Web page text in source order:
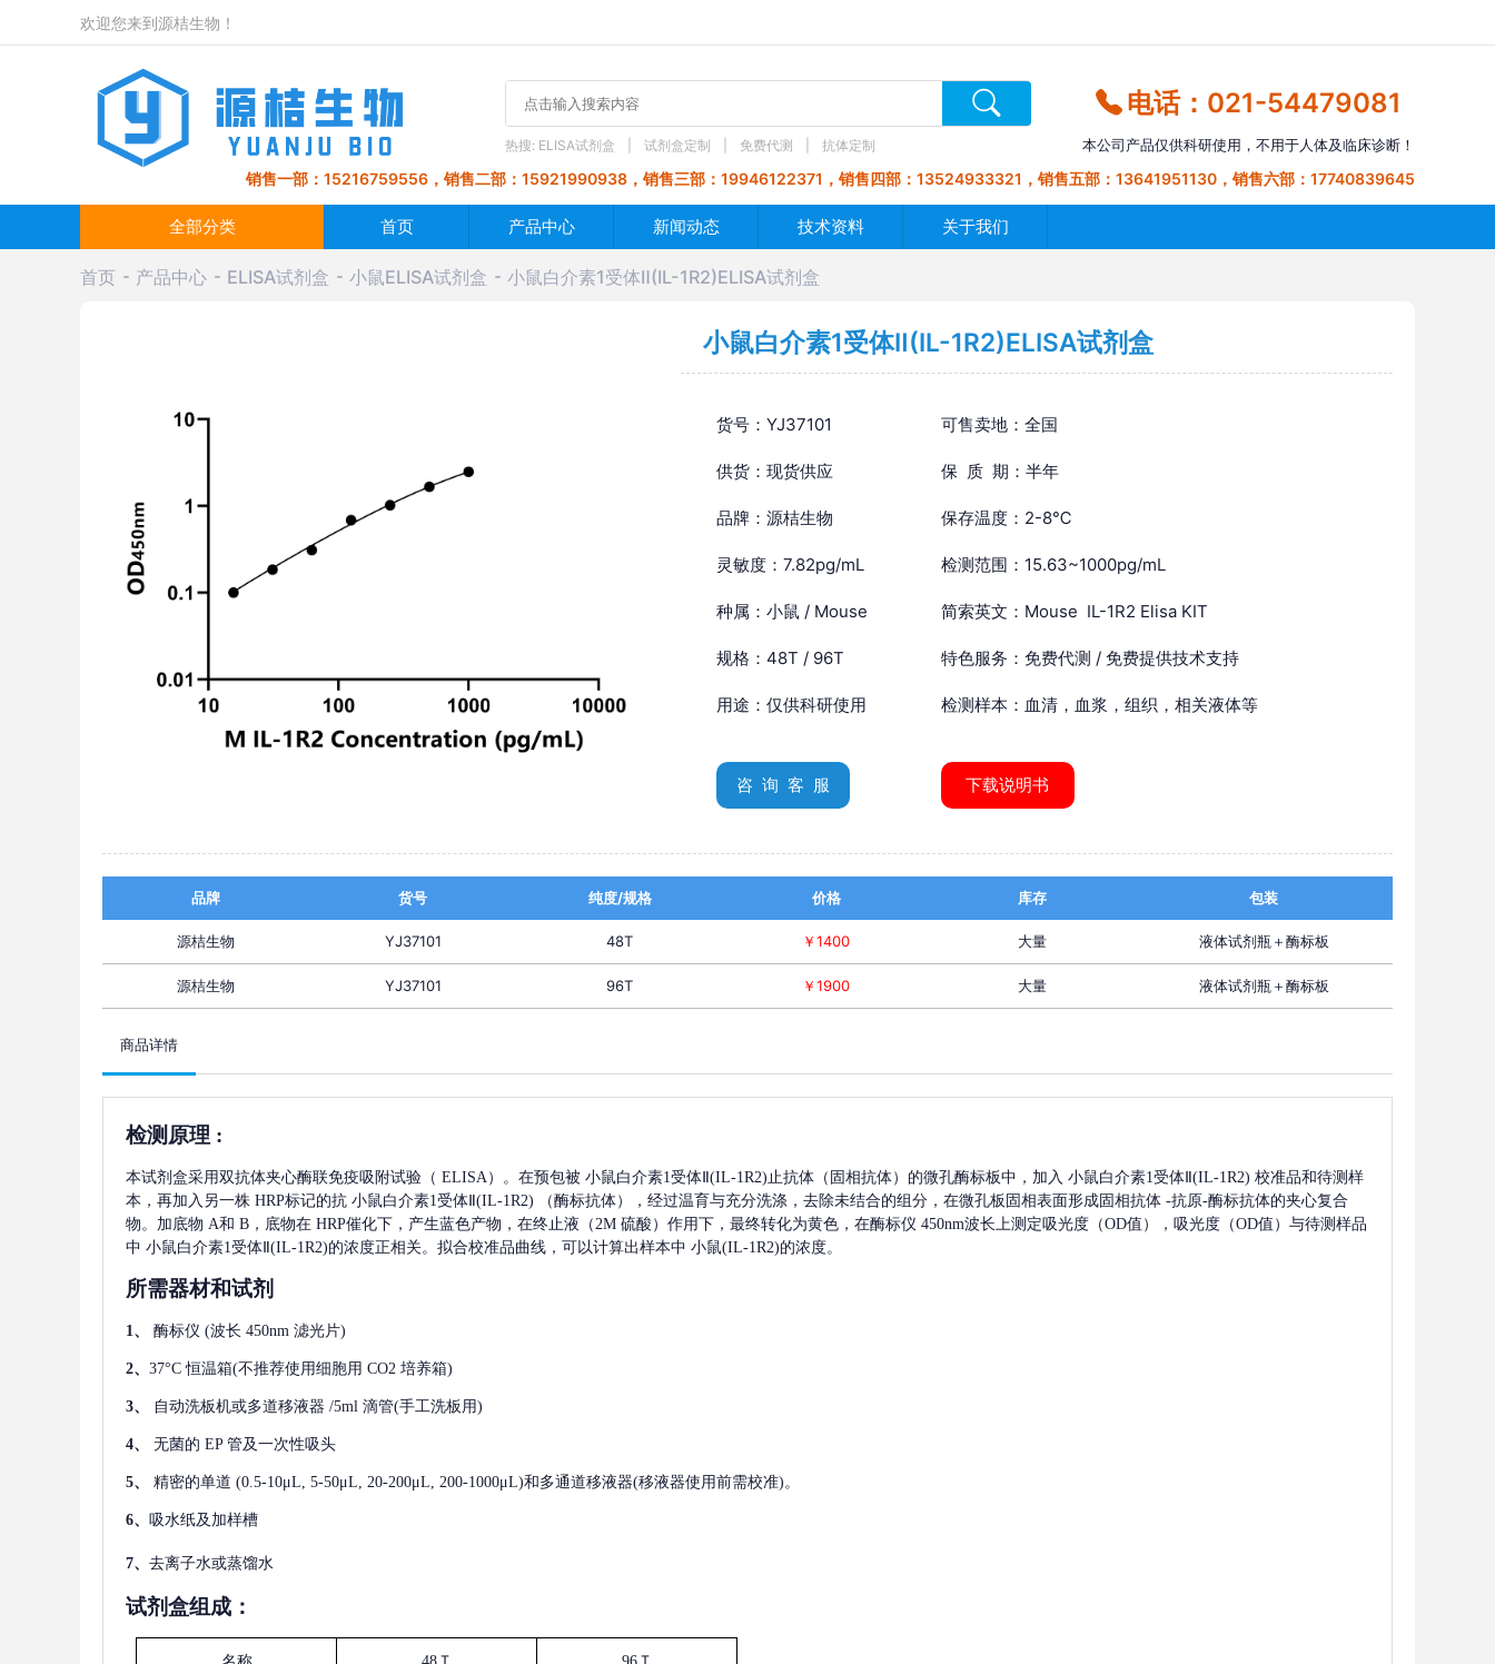
欢迎您来到源桔生物！
热搜: ELISA试剂盒 试剂盒定制 免费代测 抗体定制
电话：021-54479081
本公司产品仅供科研使用，不用于人体及临床诊断！
销售一部：15216759556，销售二部：15921990938，销售三部：19946122371，销售四部：13524933321，销售五部：13641951130，销售六部：17740839645
全部分类 首页 产品中心 新闻动态 技术资料 关于我们
首页 产品中心 ELISA试剂盒 小鼠ELISA试剂盒 小鼠白介素1受体Ⅱ(IL-1R2)ELISA试剂盒
小鼠白介素1受体Ⅱ(IL-1R2)ELISA试剂盒
货号：YJ37101 可售卖地：全国
供货：现货供应 保 质 期：半年
品牌：源桔生物 保存温度：2-8℃
灵敏度：7.82pg/mL 检测范围：15.63~1000pg/mL
种属：小鼠 / Mouse 简索英文：Mouse IL-1R2 Elisa KIT
规格：48T / 96T 特色服务：免费代测 / 免费提供技术支持
用途：仅供科研使用 检测样本：血清，血浆，组织，相关液体等
咨 询 客 服 下载说明书
品牌 货号 纯度/规格 价格 库存 包装
源桔生物 YJ37101 48T ￥1400 大量 液体试剂瓶＋酶标板
源桔生物 YJ37101 96T ￥1900 大量 液体试剂瓶＋酶标板
商品详情
检测原理 :
本试剂盒采用双抗体夹心酶联免疫吸附试验（ ELISA）。在预包被 小鼠白介素1受体Ⅱ(IL-1R2)止抗体（固相抗体）的微孔酶标板中，加入 小鼠白介素1受体Ⅱ(IL-1R2) 校准品和待测样
本，再加入另一株 HRP标记的抗 小鼠白介素1受体Ⅱ(IL-1R2) （酶标抗体），经过温育与充分洗涤，去除未结合的组分，在微孔板固相表面形成固相抗体 -抗原-酶标抗体的夹心复合
物。加底物 A和 B，底物在 HRP催化下，产生蓝色产物，在终止液（2M 硫酸）作用下，最终转化为黄色，在酶标仪 450nm波长上测定吸光度（OD值），吸光度（OD值）与待测样品
中 小鼠白介素1受体Ⅱ(IL-1R2)的浓度正相关。拟合校准品曲线，可以计算出样本中 小鼠(IL-1R2)的浓度。
所需器材和试剂
1、 酶标仪 (波长 450nm 滤光片)
2、 37°C 恒温箱(不推荐使用细胞用 CO2 培养箱)
3、 自动洗板机或多道移液器 /5ml 滴管(手工洗板用)
4、 无菌的 EP 管及一次性吸头
5、 精密的单道 (0.5-10μL, 5-50μL, 20-200μL, 200-1000μL)和多通道移液器(移液器使用前需校准)。
6、 吸水纸及加样槽
7、 去离子水或蒸馏水
试剂盒组成：